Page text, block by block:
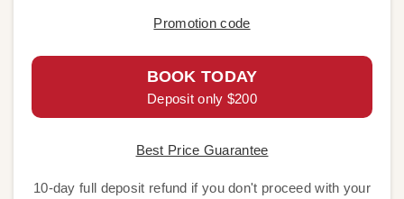
Promotion code
BOOK TODAY
Deposit only $200
Best Price Guarantee
10-day full deposit refund if you don't proceed with your